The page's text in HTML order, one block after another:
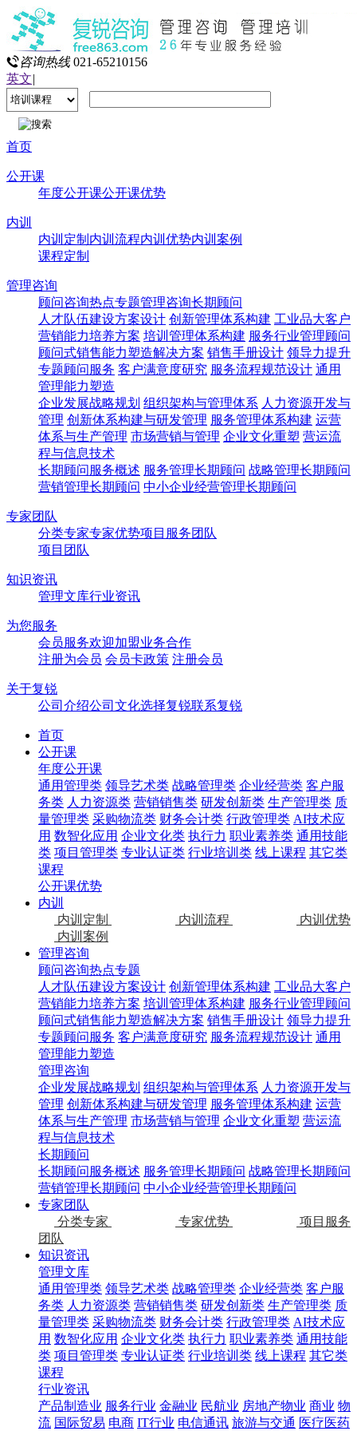
咨询热线 021-65210156
英文|
首页
公开课
年度公开课公开课优势
内训
内训定制 内训流程内训优势内训案例
课程定制
管理咨询
顾问咨询热点专题管理咨询长期顾问
人才队伍建设方案设计 创新管理体系构建 工业品大客户
营销能力培养方案 培训管理体系构建 服务行业管理顾问
顾问式销售能力塑造解决方案 销售手册设计 领导力提升
专题顾问服务 客户满意度研究 服务流程规范设计 通用
管理能力塑造
企业发展战略规划 组织架构与管理体系 人力资源开发与
管理 创新体系构建与研发管理 服务管理体系构建 运营
体系与生产管理 市场营销与管理 企业文化重塑 营运流
程与信息技术
长期顾问服务概述 服务管理长期顾问 战略管理长期顾问
营销管理长期顾问 中小企业经营管理长期顾问
专家团队
分类专家专家优势项目服务团队
项目团队
知识资讯
管理文库行业资讯
为您服务
会员服务欢迎加盟业务合作
注册为会员 会员卡政策 注册会员
关于复锐
公司介绍公司文化选择复锐联系复锐
首页
公开课
年度公开课
通用管理类 领导艺术类 战略管理类 企业经营类 客户服
务类 人力资源类 营销销售类 研发创新类 生产管理类 质
量管理类 采购物流类 财务会计类 行政管理类 AI技术应
用 数智化应用 企业文化类 执行力 职业素养类 通用技能
类 项目管理类 专业认证类 行业培训类 线上课程 其它类
课程
公开课优势
内训
内训定制
内训流程
内训优势
内训案例
管理咨询
顾问咨询热点专题
人才队伍建设方案设计 创新管理体系构建 工业品大客户
营销能力培养方案 培训管理体系构建 服务行业管理顾问
顾问式销售能力塑造解决方案 销售手册设计 领导力提升
专题顾问服务 客户满意度研究 服务流程规范设计 通用
管理能力塑造
管理咨询
企业发展战略规划 组织架构与管理体系 人力资源开发与
管理 创新体系构建与研发管理 服务管理体系构建 运营
体系与生产管理 市场营销与管理 企业文化重塑 营运流
程与信息技术
长期顾问
长期顾问服务概述 服务管理长期顾问 战略管理长期顾问
营销管理长期顾问 中小企业经营管理长期顾问
专家团队
分类专家
专家优势
项目服务
团队
知识资讯
管理文库
通用管理类 领导艺术类 战略管理类 企业经营类 客户服
务类 人力资源类 营销销售类 研发创新类 生产管理类 质
量管理类 采购物流类 财务会计类 行政管理类 AI技术应
用 数智化应用 企业文化类 执行力 职业素养类 通用技能
类 项目管理类 专业认证类 行业培训类 线上课程 其它类
课程
行业资讯
产品制造业 服务行业 金融业 民航业 房地产物业 商业 物
流 国际贸易 电商 IT行业 电信通讯 旅游与交通 医疗医药